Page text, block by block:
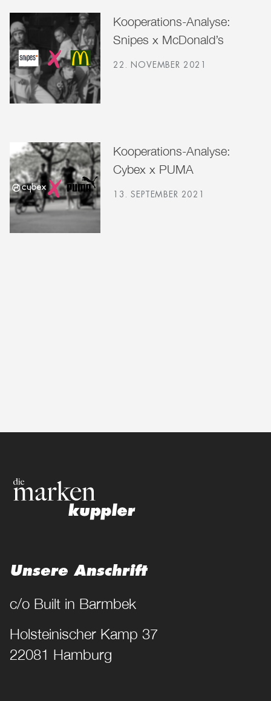
Kooperations-Analyse:
Snipes x McDonald’s
22. NOVEMBER 2021
Kooperations-Analyse:
Cybex x PUMA
13. SEPTEMBER 2021
Unsere Anschrift
c/o Built in Barmbek
Holsteinischer Kamp 37
22081 Hamburg